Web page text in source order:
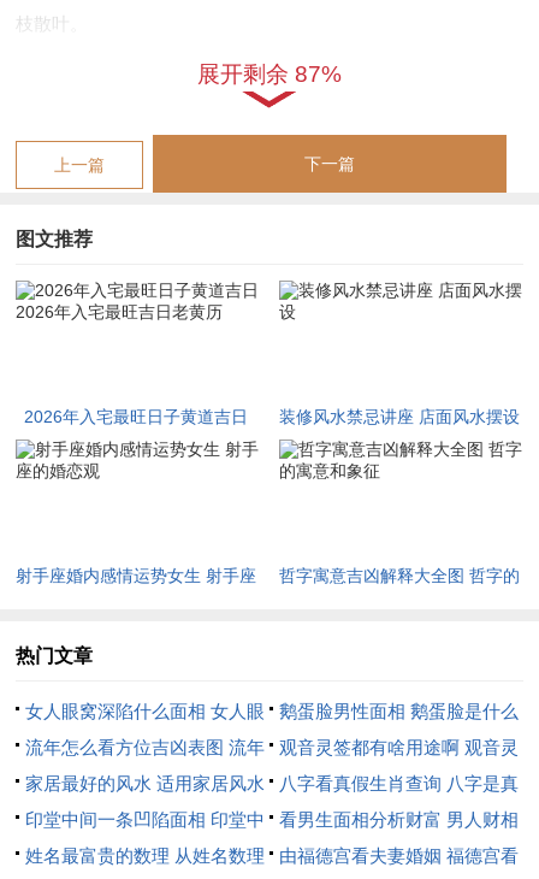
枝散叶。
三月建辰，辰为水库，内藏癸水，能润燥土而制午火之烈，此月
入宅若择辰日或申子辰三合水局之日，主水火既济，家宅安宁。
四月建巳，巳亥相冲，忌择亥日；亦忌寅日，因寅巳申三刑；可
日方可缓冲。
未月建未，未为燥土，内藏丁火，虽能泄火，然燥性未改，宜择
制火有功，家运昌隆。酉月建酉，巳酉丑三合金局，金能生水，
间接制火，此月入宅亦属上乘，戌月建戌，寅午戌三合火局，火
势复炽，非上选。
讲究；子月建子，子午相冲，即岁破月此月入宅大忌，若不得已
丑月建丑，巳酉丑金局，金水得令，年终入宅，最利收束全年来
展开剩余 87%
上一篇 下一篇
图文推荐
2026年入宅最旺日子黄道吉日
2026年入宅最旺吉日老黄历
装修风水禁忌讲座 店面风水摆设
射手座婚内感情运势女生 射手座
哲字寓意吉凶解释大全图 哲字的
热门文章
女人眼窝深陷什么面相 女人眼
窝深陷是短命相吗
鹅蛋脸男性面相 鹅蛋脸是什么
脸型男性
流年怎么看方位吉凶表图 流年
位置怎么看
观音灵签都有啥用途啊 观音灵
签全部签签词
家居最好的风水 适用家居风水
八字看真假生肖查询 八字是真
还是假
印堂中间一条凹陷面相 印堂中
间有条线沟好不好
看男生面相分析财富 男人财相
从哪里看
姓名最富贵的数理 从姓名数理
由福德宫看夫妻婚姻 福德宫看